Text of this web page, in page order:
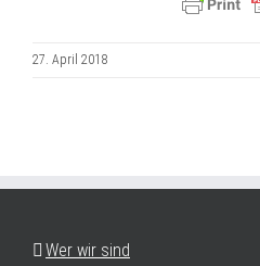
27. April 2018
Wer wir sind